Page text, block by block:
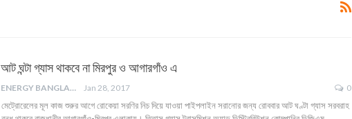
আট ঘন্টা গ্যাস থাকবে না মিরপুর ও আগারগাঁও এ
ENERGY BANGLA Jan 28, 2017 0
মেট্রোরেলের মূল কাজ শুরুর আগে রোকেয়া সরণির নিচ দিয়ে যাওয়া পাইপলাইন সরানোর জন্য রোববার আট ঘণ্টা গ্যাস সরবরাহ